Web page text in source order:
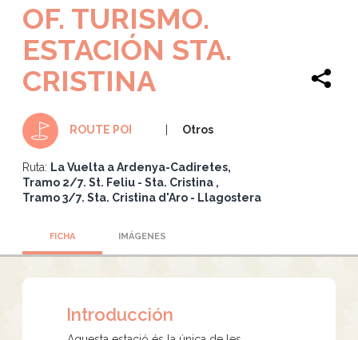
OF. TURISMO.
ESTACIÓN STA.
CRISTINA
ROUTE POI Otros
Ruta: La Vuelta a Ardenya-Cadiretes
Tramo 2/7. St. Feliu - Sta. Cristina
Tramo 3/7. Sta. Cristina d'Aro - Llagostera
FICHA IMÁGENES
Introducción